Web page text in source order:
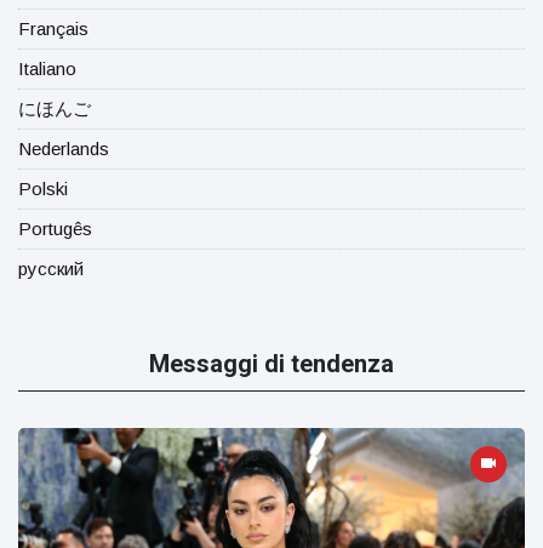
Français
Italiano
にほんご
Nederlands
Polski
Portugês
русский
Messaggi di tendenza